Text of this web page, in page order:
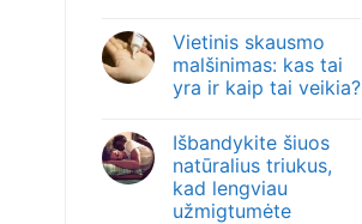
Vietinis skausmo
malšinimas: kas tai
yra ir kaip tai veikia?
Išbandykite šiuos
natūralius triukus,
kad lengviau
užmigtumėte